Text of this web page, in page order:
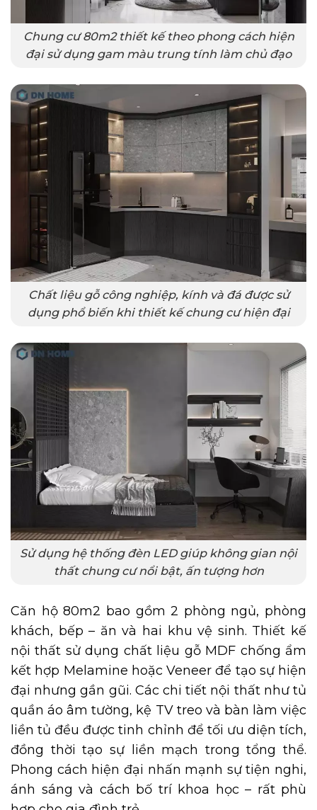
Chung cư 80m2 thiết kế theo phong cách hiện
đại sử dụng gam màu trung tính làm chủ đạo
Chất liệu gỗ công nghiệp, kính và đá được sử
dụng phổ biến khi thiết kế chung cư hiện đại
Sử dụng hệ thống đèn LED giúp không gian nội
thất chung cư nổi bật, ấn tượng hơn
Căn hộ 80m2 bao gồm 2 phòng ngủ, phòng
khách, bếp – ăn và hai khu vệ sinh. Thiết kế
nội thất sử dụng chất liệu gỗ MDF chống ẩm
kết hợp Melamine hoặc Veneer để tạo sự hiện
đại nhưng gần gũi. Các chi tiết nội thất như tủ
quần áo âm tường, kệ TV treo và bàn làm việc
liền tủ đều được tinh chỉnh để tối ưu diện tích,
đồng thời tạo sự liền mạch trong tổng thể.
Phong cách hiện đại nhấn mạnh sự tiện nghi,
ánh sáng và cách bố trí khoa học – rất phù